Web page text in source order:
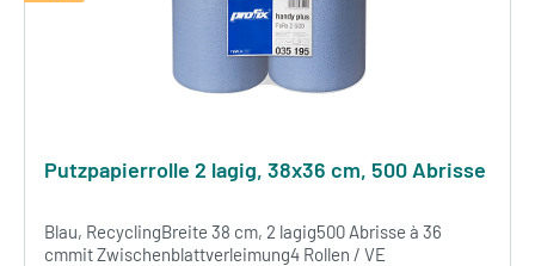
Putzpapierrolle 2 lagig, 38x36 cm, 500 Abrisse
Blau, RecyclingBreite 38 cm, 2 lagig500 Abrisse à 36
cmmit Zwischenblattverleimung4 Rollen / VE